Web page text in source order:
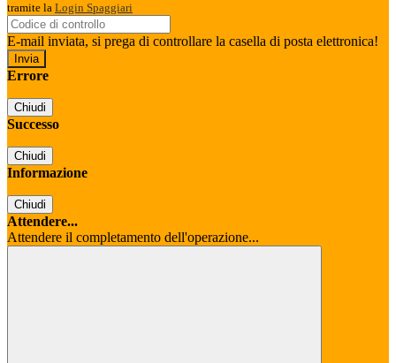
tramite la Login Spaggiari
E-mail inviata, si prega di controllare la casella di posta elettronica!
Errore
Chiudi
Successo
Chiudi
Informazione
Chiudi
Attendere...
Attendere il completamento dell'operazione...